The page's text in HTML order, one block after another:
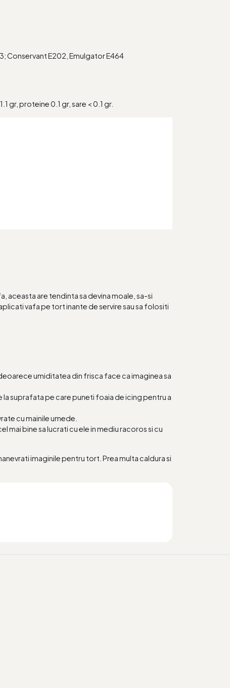
Conservant E202, Emulgator E464
gr, proteine 0.1 gr, sare < 0.1 gr.
aceasta are tendinta sa devina moale, sa-si
vafa pe tort inante de servire sau sa folositi
umiditatea din frisca face ca imaginea sa
suprafata pe care puneti foaia de icing pentru a
cu mainile umede.
mai bine sa lucrati cu ele in mediu racoros si cu
imaginile pentru tort. Prea multa caldura si